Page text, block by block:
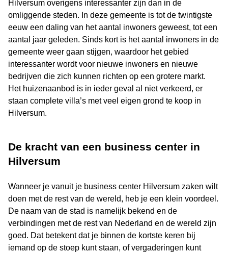
Hilversum overigens interessanter zijn dan in de
omliggende steden. In deze gemeente is tot de twintigste
eeuw een daling van het aantal inwoners geweest, tot een
aantal jaar geleden. Sinds kort is het aantal inwoners in de
gemeente weer gaan stijgen, waardoor het gebied
interessanter wordt voor nieuwe inwoners en nieuwe
bedrijven die zich kunnen richten op een grotere markt.
Het huizenaanbod is in ieder geval al niet verkeerd, er
staan complete villa’s met veel eigen grond te koop in
Hilversum.
De kracht van een business center in
Hilversum
Wanneer je vanuit je business center Hilversum zaken wilt
doen met de rest van de wereld, heb je een klein voordeel.
De naam van de stad is namelijk bekend en de
verbindingen met de rest van Nederland en de wereld zijn
goed. Dat betekent dat je binnen de kortste keren bij
iemand op de stoep kunt staan, of vergaderingen kunt